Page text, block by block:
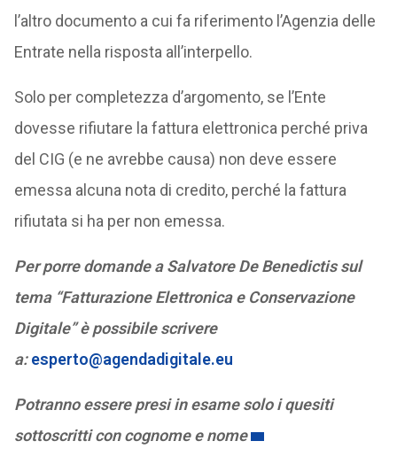
l’altro documento a cui fa riferimento l’Agenzia delle
Entrate nella risposta all’interpello.
Solo per completezza d’argomento, se l’Ente
dovesse rifiutare la fattura elettronica perché priva
del CIG (e ne avrebbe causa) non deve essere
emessa alcuna nota di credito, perché la fattura
rifiutata si ha per non emessa.
Per porre domande a Salvatore De Benedictis sul
tema “Fatturazione Elettronica e Conservazione
Digitale” è possibile scrivere
a:esperto@agendadigitale.eu
Potranno essere presi in esame solo i quesiti
sottoscritti con cognome e nome